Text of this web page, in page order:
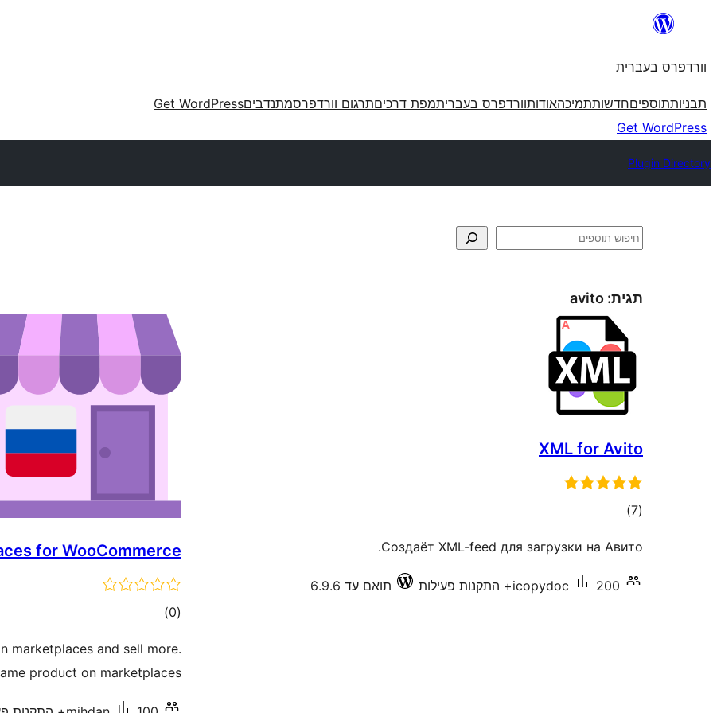
וורדפרס בעברית
תבניותתוספיםחדשותתמיכהאודותוורדפרס בעבריתמפת דרכיםתרגום וורדפרסמתנדביםGet WordPress
Get WordPress
Plugin Directory
חיפוש
תגית: avito
XML for Avito
(7 דרוגים
)
Создаёт XML-feed для загрузки на Авито.
icopydoc 200+ התקנות פעילות תואם עד 6.9.6
for WooCommerce
(0 דרוגים)
marketplaces and sell more.
product on marketplaces